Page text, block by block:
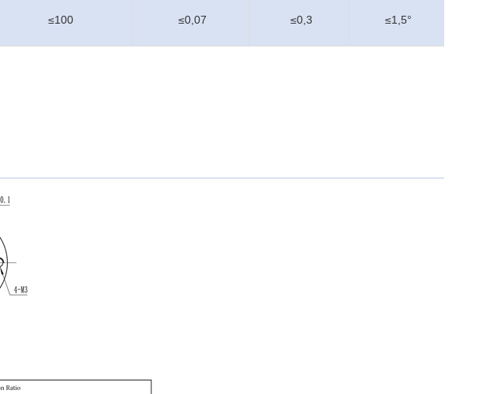
≤100 ≤0,07 ≤0,3 ≤1,5°